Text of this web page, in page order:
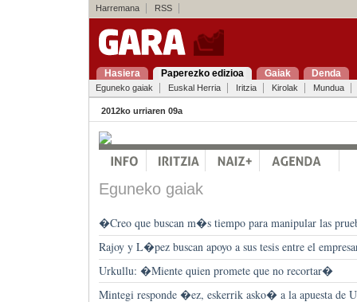
Harremana RSS
Hasiera Paperezko edizioa Gaiak Denda
Eguneko gaiak Euskal Herria Iritzia Kirolak Mundua
2012ko urriaren 09a
Eguneko gaiak
�Creo que buscan m�s tiempo para manipular las
Rajoy y L�pez buscan apoyo a sus tesis entre el
Urkullu: �Miente quien promete que no recortar�
Mintegi responde �ez, eskerrik asko� a la apuesta